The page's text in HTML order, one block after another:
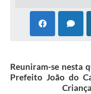
Reuniram-se nesta
Prefeito João do